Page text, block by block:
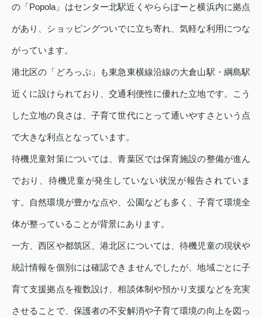
の「Popola」はセンター北駅近くやららぽーと横浜内に拠点
があり、ショッピングついでに立ち寄れ、気軽な利用につな
がっています。
港北区の「どろっぷ」も東急東横線沿線の大倉山駅・綱島駅
近くに設けられており、交通利便性に優れた立地です。こう
した立地の良さは、子育て世代にとって通いやすさという点
で大きな利点となっています。
待機児童対策については、青葉区では保育施設の整備が進ん
でおり、待機児童が発生していない状況が報告されていま
す。自然環境が豊かな点や、公園なども多く、子育て環境全
体が整っていることが背景にあります。
一方、西区や都筑区、港北区については、待機児童の現状や
統計情報を個別には確認できませんでしたが、地域ごとに子
育て支援拠点を複数設け、相談体制や預かり支援などを充実
させることで、保護者の不安解消や子育て環境の向上を図っ